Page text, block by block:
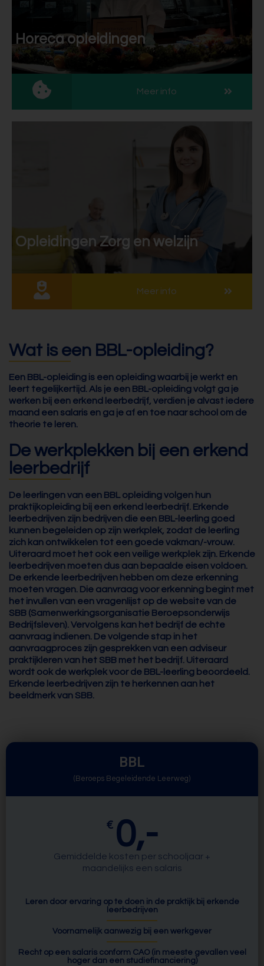
Horeca opleidingen
Meer info
Opleidingen Zorg en welzijn
Meer info
Wat is een BBL-opleiding?
Een BBL-opleiding is een opleiding waarbij je werkt en
leert tegelijkertijd. Als je een BBL-opleiding volgt ga je
werken bij een erkend leerbedrijf, verdien je alvast iedere
maand een salaris en ga je af en toe naar school om de
theorie te leren.
De werkplekken bij een erkend
leerbedrijf
De leerlingen van een BBL opleiding volgen hun
praktijkopleiding bij een erkend leerbedrijf. Erkende
leerbedrijven zijn bedrijven die een BBL-leerling goed
kunnen begeleiden op zijn werkplek, zodat de leerling
zich kan ontwikkelen tot een goede vakman/-vrouw.
Uiteraard moet het ook een veilige werkplek zijn. Erkende
leerbedrijven moeten dus aan bepaalde eisen voldoen.
De erkende leerbedrijven hebben om deze erkenning
moeten vragen. Die aanvraag voor erkenning begint met
het invullen van een vragenlijst op de website van de
SBB (Samenwerkingsorganisatie Beroepsonderwijs
Bedrijfsleven). Vervolgens kan het bedrijf de echte
aanvraag indienen. De volgende stap in het
aanvraagproces zijn gesprekken van een adviseur
praktijkleren van het SBB met het bedrijf. Uiteraard
wordt ook de werkplek voor de BBL-leerling beoordeeld.
Erkende leerbedrijven zijn te herkennen aan het
beeldmerk van SBB.
BBL
(Beroeps Begeleidende Leerweg)
€ 0,-
Gemiddelde kosten per schooljaar +
maandelijks een salaris
Leren door ervaring op te doen in de praktijk bij erkende
leerbedrijven
Voornamelijk aanwezig bij een werkgever
Recht op een salaris conform CAO (in meeste gevallen veel
hoger dan een studiefinanciering)